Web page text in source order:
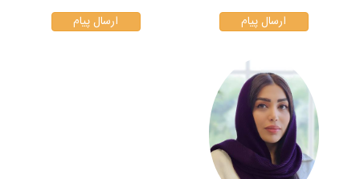
ارسال پیام ارسال پیام